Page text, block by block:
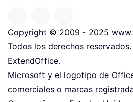
Copyright © 2009 - 2025
Todos los derechos
ExtendOffice.
Microsoft y el logotipo de
comerciales o marcas